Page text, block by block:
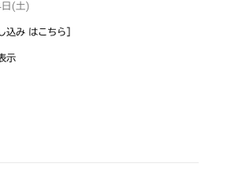
(土)
込み はこちら］
示